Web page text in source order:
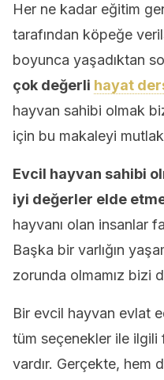
Her ne kadar eğitim
tarafından köpeğe
boyunca yaşadıktan
çok değerli hayat
hayvan sahibi olmak
için bu makaleyi
Evcil hayvan sahibi
iyi değerler elde
hayvanı olan insanlar
Başka bir varlığın
zorunda olmamız bizi
Bir evcil hayvan evlat
tüm seçenekler ile
vardır. Gerçekte, hem